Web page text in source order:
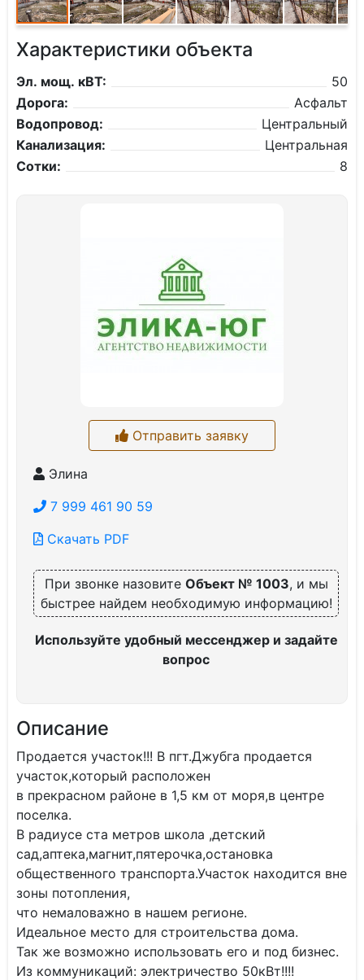
Характеристики объекта
Эл. мощ. кВТ:
50
Дорога:
Асфальт
Водопровод:
Центральный
Канализация:
Центральная
Сотки:
8
Отправить заявку
Элина
7 999 461 90 59
Скачать PDF
При звонке назовите Объект № 1003, и мы
быстрее найдем необходимую информацию!
Используйте удобный мессенджер и задайте
вопрос
Описание
Продается участок!!! В пгт.Джубга продается
участок,который расположен
в прекрасном районе в 1,5 км от моря,в центре
поселка.
В радиусе ста метров школа ,детский
сад,аптека,магнит,пятерочка,остановка
общественного транспорта.Участок находится вне
зоны потопления,
что немаловажно в нашем регионе.
Идеальное место для строительства дома.
Так же возможно использовать его и под бизнес.
Из коммуникаций: электричество 50кВт!!!!